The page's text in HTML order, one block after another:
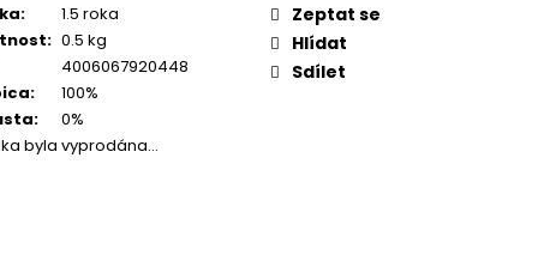
:
1.5 roka
: 0.5 kg
4006067920448
:
100%
:
0%
byla vyprodána…
Zeptat se
Hlídat
Sdílet